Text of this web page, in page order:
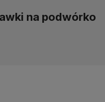
na podwórko